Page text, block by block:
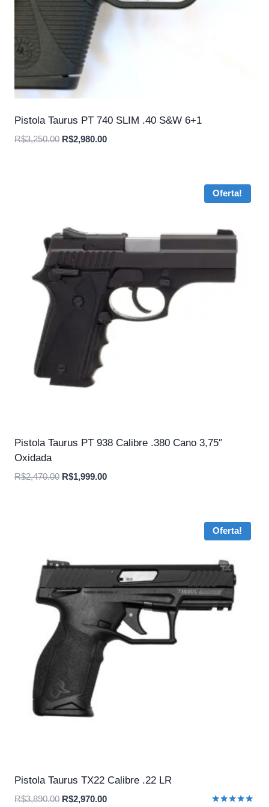
Pistola Taurus PT 740 SLIM .40 S&W 6+1
R$3,250.00 O
R$2,980.00O
Oferta!
Pistola Taurus PT 938 Calibre .380 Cano 3,75″
Oxidada
R$2,470.00 O
R$1,999.00O
Oferta!
Pistola Taurus TX22 Calibre .22 LR
R$3,890.00 O
R$2,970.00O